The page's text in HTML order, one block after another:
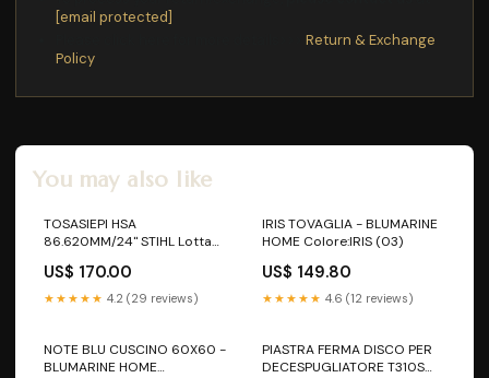
[email protected]
Return & Exchange
Policy
You may also like
TOSASIEPI HSA
86.620MM/24" STIHL Lotta
US$ 170.00
★★★★★ 4.2 (29 reviews)
IRIS TOVAGLIA - BLUMARINE
HOME Colore:IRIS (03)
US$ 149.80
★★★★★ 4.6 (12 reviews)
NOTE BLU CUSCINO 60X60 -
BLUMARINE HOME
PIASTRA FERMA DISCO PER
DECESPUGLIATORE T310S